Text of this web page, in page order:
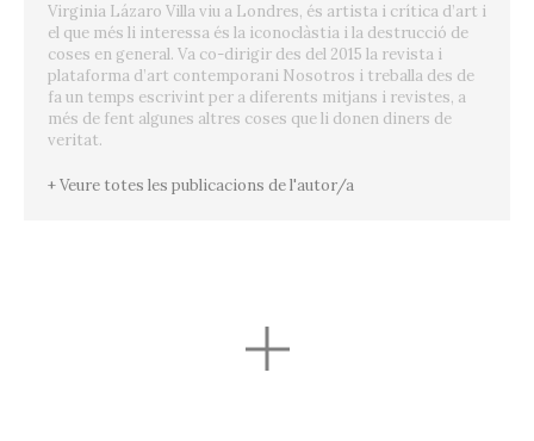
Virginia Lázaro Villa viu a Londres, és artista i crítica d’art i
el que més li interessa és la iconoclàstia i la destrucció de
coses en general. Va co-dirigir des del 2015 la revista i
plataforma d’art contemporani Nosotros i treballa des de
fa un temps escrivint per a diferents mitjans i revistes, a
més de fent algunes altres coses que li donen diners de
veritat.
+ Veure totes les publicacions de l'autor/a